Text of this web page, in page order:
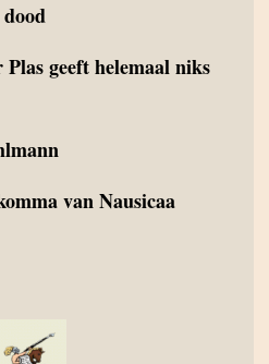
geeft helemaal niks
van Nausicaa